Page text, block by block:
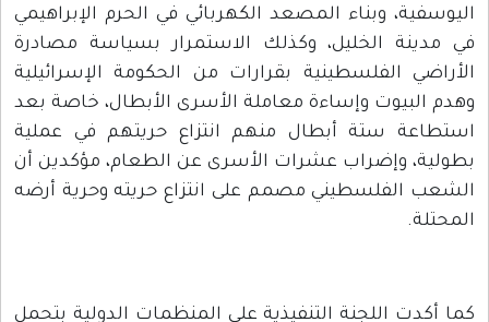
اليوسفية، وبناء المصعد الكهربائي في الحرم الإبراهيمي
في مدينة الخليل، وكذلك الاستمرار بسياسة مصادرة
الأراضي الفلسطينية بقرارات من الحكومة الإسرائيلية
وهدم البيوت وإساءة معاملة الأسرى الأبطال، خاصة بعد
استطاعة ستة أبطال منهم انتزاع حريتهم في عملية
بطولية، وإضراب عشرات الأسرى عن الطعام، مؤكدين أن
الشعب الفلسطيني مصمم على انتزاع حريته وحرية أرضه
المحتلة.
كما أكدت اللجنة التنفيذية على المنظمات الدولية بتحمل